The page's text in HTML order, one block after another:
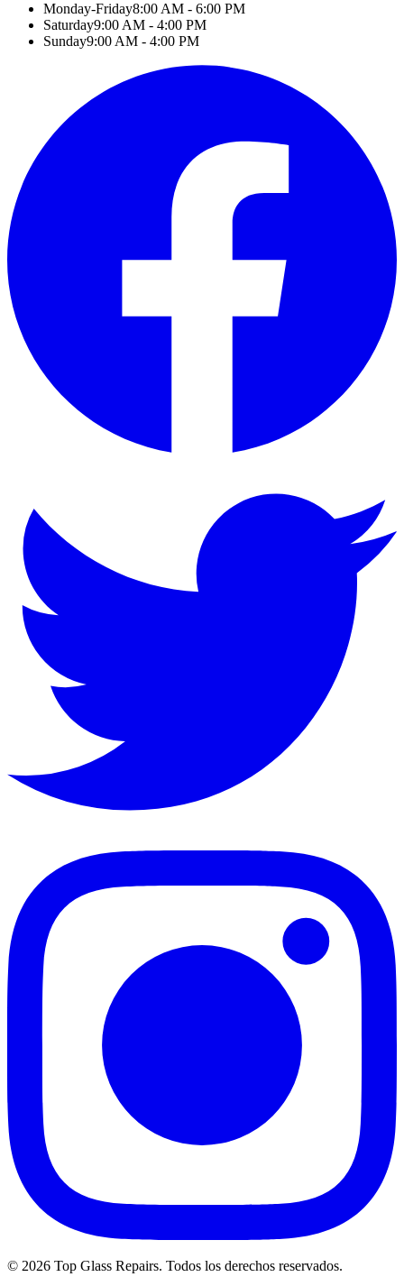
Monday-Friday8:00 AM - 6:00 PM
Saturday9:00 AM - 4:00 PM
Sunday9:00 AM - 4:00 PM
© 2026 Top Glass Repairs. Todos los derechos reservados.